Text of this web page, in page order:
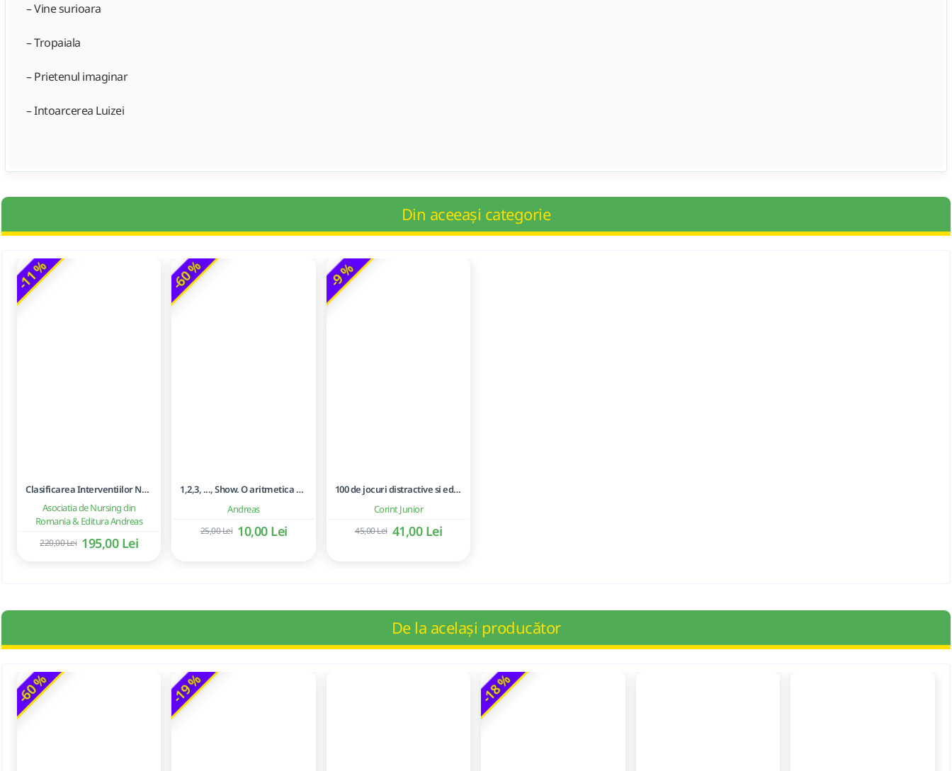
– Vine surioara
– Tropaiala
– Prietenul imaginar
– Intoarcerea Luizei
Din aceeași categorie
-11 %
Asociatia de Nursing din
Romania & Editura Andreas
Clasificarea Interventiilor Nursing (NIC)
195,00 Lei
220,00 Lei
-60 %
Andreas
1,2,3, ..., Show. O aritmetica emotionala, o poezie a matematicii - Ioan Dancila
10,00 Lei
25,00 Lei
-9 %
Corint Junior
100 de jocuri distractive si educative
41,00 Lei
45,00 Lei
De la același producător
-60 % -19 % -18 %